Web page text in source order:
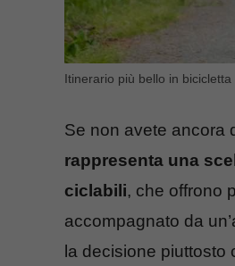
Itinerario più bello in
Se non avete ancora
rappresenta una
ciclabili, che offrono
accompagnato da
la decisione